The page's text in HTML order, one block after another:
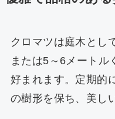
クロマツは庭木とし
または5～6メートル
好まれます。定期的
の樹形を保ち、美し